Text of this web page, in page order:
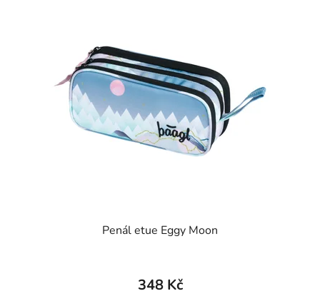
Penál etue Eggy Moon
348 Kč